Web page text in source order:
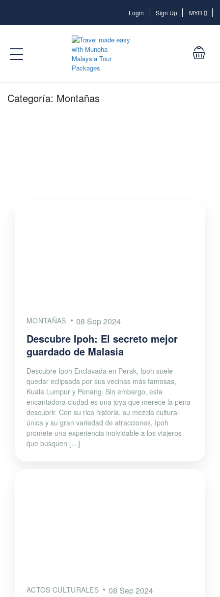
Login LoginSign Up MYR
Categoría: Montañas
MONTAÑAS 08 Sep 2024
Descubre Ipoh: El secreto mejor
guardado de Malasia
Descubre Ipoh Enclavada en Perak, Ipoh suele
quedar eclipsada por sus vecinas más famosas,
Kuala Lumpur y Penang. Sin embargo, esta
encantadora ciudad es una joya que merece la pena
descubrir. Con su rica historia, su mezcla cultural
única y su gran variedad de atracciones, Ipoh
promete una experiencia inolvidable a los viajeros
que busquen […]
ACTOS CULTURALES 08 Sep 2024